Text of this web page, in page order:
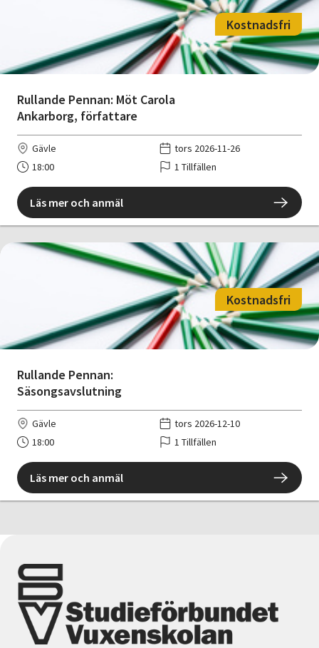
Rullande Pennan: Möt Carola
Ankarborg, författare
Kostnadsfri
Gävle
tors 2026-11-26
18:00
1 Tillfällen
Läs mer och anmäl
Rullande Pennan:
Säsongsavslutning
Kostnadsfri
Gävle
tors 2026-12-10
18:00
1 Tillfällen
Läs mer och anmäl